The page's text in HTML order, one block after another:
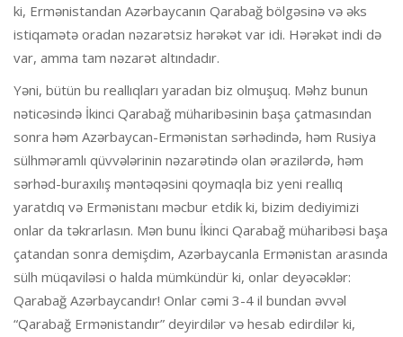
ki, Ermənistandan Azərbaycanın Qarabağ bölgəsinə və əks
istiqamətə oradan nəzarətsiz hərəkət var idi. Hərəkət indi də
var, amma tam nəzarət altındadır.
Yəni, bütün bu reallıqları yaradan biz olmuşuq. Məhz bunun
nəticəsində İkinci Qarabağ müharibəsinin başa çatmasından
sonra həm Azərbaycan-Ermənistan sərhədində, həm Rusiya
sülhməramlı qüvvələrinin nəzarətində olan ərazilərdə, həm
sərhəd-buraxılış məntəqəsini qoymaqla biz yeni reallıq
yaratdıq və Ermənistanı məcbur etdik ki, bizim dediyimizi
onlar da təkrarlasın. Mən bunu İkinci Qarabağ müharibəsi başa
çatandan sonra demişdim, Azərbaycanla Ermənistan arasında
sülh müqaviləsi o halda mümkündür ki, onlar deyəcəklər:
Qarabağ Azərbaycandır! Onlar cəmi 3-4 il bundan əvvəl
“Qarabağ Ermənistandır” deyirdilər və hesab edirdilər ki,